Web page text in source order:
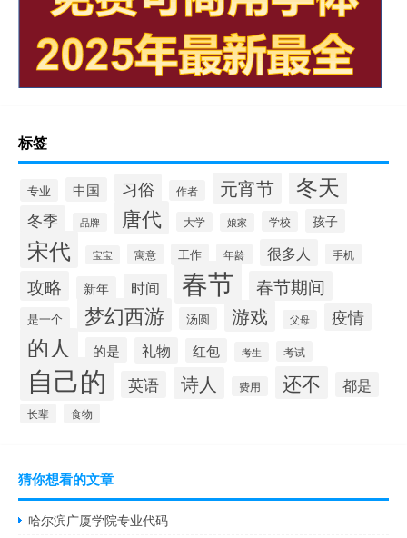
标签
专业 中国 习俗 作者 元宵节 冬天
冬季 品牌 唐代 大学 娘家 学校 孩子
宋代 宝宝 寓意 工作 年龄 很多人 手机
攻略 新年 时间 春节 春节期间
是一个 梦幻西游 汤圆 游戏 父母 疫情
的人 的是 礼物 红包 考生 考试
自己的 英语 诗人 费用 还不 都是
长辈 食物
猜你想看的文章
哈尔滨广厦学院专业代码